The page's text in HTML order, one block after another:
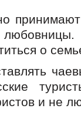
о
и не